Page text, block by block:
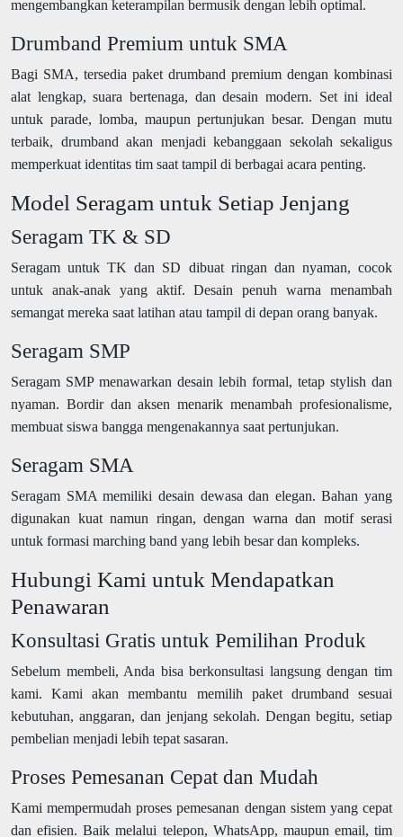
mengembangkan keterampilan bermusik dengan lebih optimal.
Drumband Premium untuk SMA
Bagi SMA, tersedia paket drumband premium dengan kombinasi
alat lengkap, suara bertenaga, dan desain modern. Set ini ideal
untuk parade, lomba, maupun pertunjukan besar. Dengan mutu
terbaik, drumband akan menjadi kebanggaan sekolah sekaligus
memperkuat identitas tim saat tampil di berbagai acara penting.
Model Seragam untuk Setiap Jenjang
Seragam TK & SD
Seragam untuk TK dan SD dibuat ringan dan nyaman, cocok
untuk anak-anak yang aktif. Desain penuh warna menambah
semangat mereka saat latihan atau tampil di depan orang banyak.
Seragam SMP
Seragam SMP menawarkan desain lebih formal, tetap stylish dan
nyaman. Bordir dan aksen menarik menambah profesionalisme,
membuat siswa bangga mengenakannya saat pertunjukan.
Seragam SMA
Seragam SMA memiliki desain dewasa dan elegan. Bahan yang
digunakan kuat namun ringan, dengan warna dan motif serasi
untuk formasi marching band yang lebih besar dan kompleks.
Hubungi Kami untuk Mendapatkan
Penawaran
Konsultasi Gratis untuk Pemilihan Produk
Sebelum membeli, Anda bisa berkonsultasi langsung dengan tim
kami. Kami akan membantu memilih paket drumband sesuai
kebutuhan, anggaran, dan jenjang sekolah. Dengan begitu, setiap
pembelian menjadi lebih tepat sasaran.
Proses Pemesanan Cepat dan Mudah
Kami mempermudah proses pemesanan dengan sistem yang cepat
dan efisien. Baik melalui telepon, WhatsApp, maupun email, tim